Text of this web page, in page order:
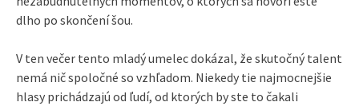
dlho po skončení šou.
V ten večer tento mladý umelec dokázal, že skutočný talent
nemá nič spoločné so vzhľadom. Niekedy tie najmocnejšie
hlasy prichádzajú od ľudí, od ktorých by ste to čakali